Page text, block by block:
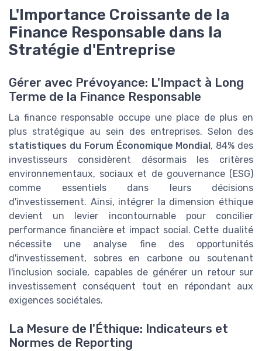
L'Importance Croissante de la
Finance Responsable dans la
Stratégie d'Entreprise
Gérer avec Prévoyance: L'Impact à Long
Terme de la Finance Responsable
La finance responsable occupe une place de plus en
plus stratégique au sein des entreprises. Selon des
statistiques du Forum Économique Mondial, 84% des
investisseurs considèrent désormais les critères
environnementaux, sociaux et de gouvernance (ESG)
comme essentiels dans leurs décisions
d'investissement. Ainsi, intégrer la dimension éthique
devient un levier incontournable pour concilier
performance financière et impact social. Cette dualité
nécessite une analyse fine des opportunités
d'investissement, sobres en carbone ou soutenant
l'inclusion sociale, capables de générer un retour sur
investissement conséquent tout en répondant aux
exigences sociétales.
La Mesure de l'Éthique: Indicateurs et
Normes de Reporting